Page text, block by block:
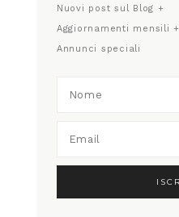
Nuovi post sul Blog +
Aggiornamenti mensili +
Annunci speciali